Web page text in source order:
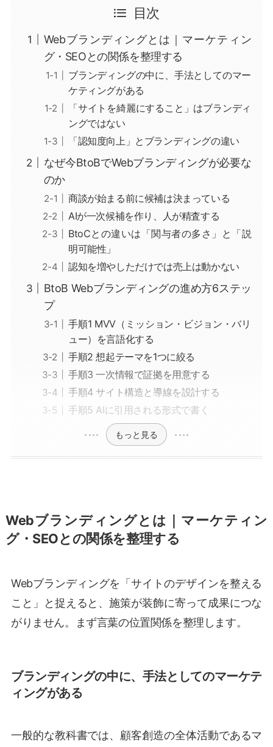
目次
Webブランディングとは｜マーケティン
グ・SEOとの関係を整理する
ブランディングの中に、手法としてのマー
ケティングがある
「サイトを綺麗にすること」はブランディ
ングではない
「認知度向上」とブランディングの違い
なぜ今BtoBでWebブランディングが必要な
のか
商談が始まる前に候補は決まっている
AIが一次候補を作り、人が精査する
BtoCとの違いは「関与者の多さ」と「説
明可能性」
認知を増やしただけでは売上は動かない
BtoB Webブランディングの進め方6ステッ
プ
手順1 MVV（ミッション・ビジョン・バリ
ュー）を言語化する
手順2 想起テーマを1つに絞る
手順3 一次情報で証拠を用意する
手順4 サイト構造と導線を設計する
手順5 AIに引用される形式で書く
もっと見る
Webブランディングとは｜マーケティン
グ・SEOとの関係を整理する
Webブランディングを「サイトのデザインを整える
こと」と捉えると、施策が装飾に寄って成果につな
がりません。まず言葉の位置関係を整理します。
ブランディングの中に、手法としてのマーケテ
ィングがある
一般的な教科書では、顧客創造の全体活動であるマ